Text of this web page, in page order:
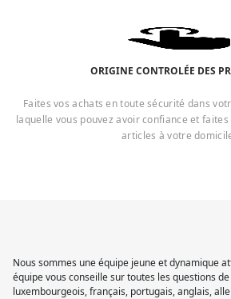
ORIGINE CONTROLÉE DES
Faites vos achats en toute sécurité dans
laquelle vous pouvez avoir confiance et
articles à votre
Nous sommes une équipe jeune et dynamique
équipe vous conseille sur toutes les questions
luxembourgeois, français, portugais, anglais,